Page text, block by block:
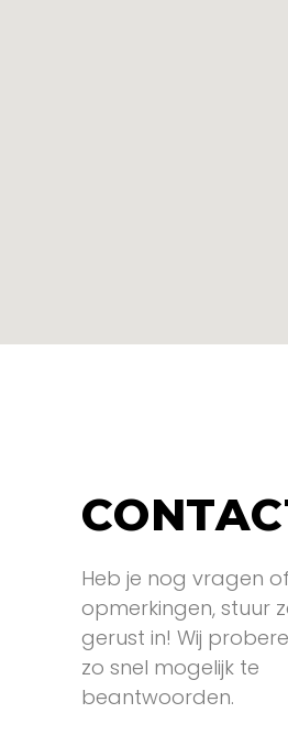
Heb je nog vragen of
opmerkingen, stuur
gerust in! Wij
zo snel mogelijk te
beantwoorden.